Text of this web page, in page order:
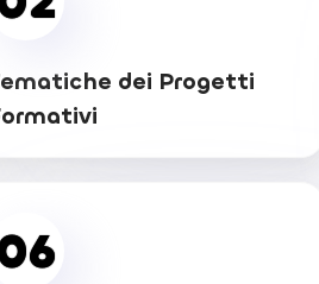
dei Progetti